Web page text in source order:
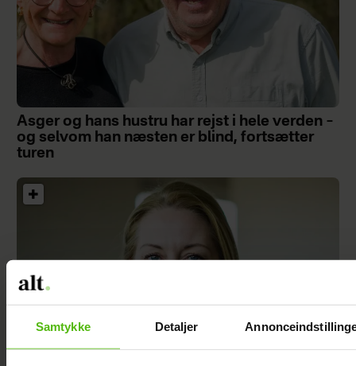
Samtykke Detaljer
Asger og hans hustru har rejst i hele verden –
og selvom han næsten er blind, fortsætter
turen